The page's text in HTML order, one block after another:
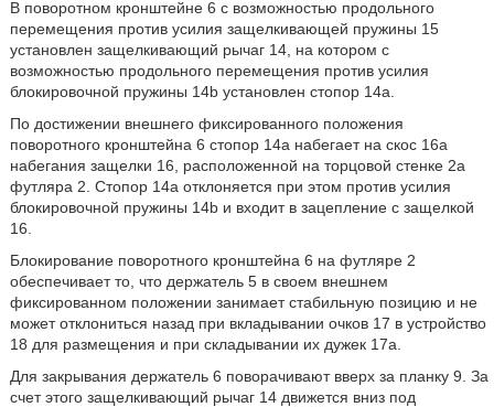
В поворотном кронштейне 6 с возможностью продольного
перемещения против усилия защелкивающей пружины 15
установлен защелкивающий рычаг 14, на котором с
возможностью продольного перемещения против усилия
блокировочной пружины 14b установлен стопор 14a.
По достижении внешнего фиксированного положения
поворотного кронштейна 6 стопор 14a набегает на скос 16a
набегания защелки 16, расположенной на торцовой стенке 2a
футляра 2. Стопор 14a отклоняется при этом против усилия
блокировочной пружины 14b и входит в зацепление с защелкой
16.
Блокирование поворотного кронштейна 6 на футляре 2
обеспечивает то, что держатель 5 в своем внешнем
фиксированном положении занимает стабильную позицию и не
может отклониться назад при вкладывании очков 17 в устройство
18 для размещения и при складывании их дужек 17a.
Для закрывания держатель 6 поворачивают вверх за планку 9. За
счет этого защелкивающий рычаг 14 движется вниз под